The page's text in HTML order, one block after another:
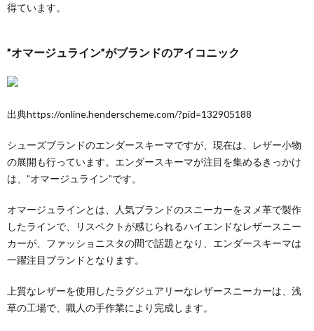
得ています。
”オマージュライン”がブランドのアイコニック
出典https://online.henderscheme.com/?pid=132905188
シューズブランドのエンダースキーマですが、現在は、レザー小物
の展開も行っています。エンダースキーマが注目を集めるきっかけ
は、”オマージュライン”です。
オマージュラインとは、人気ブランドのスニーカーをヌメ革で製作
したラインで、リスペクトが感じられるハイエンドなレザースニー
カーが、ファッショニスタの間で話題となり、エンダースキーマは
一躍注目ブランドとなります。
上質なレザーを使用したラグジュアリーなレザースニーカーは、浅
草の工場で、職人の手作業により完成します。